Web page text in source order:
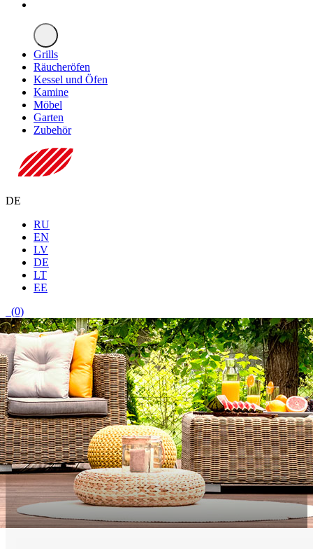
Grills
Räucheröfen
Kessel und Öfen
Kamine
Möbel
Garten
Zubehör
DE
RU
EN
LV
DE
LT
EE
(0)